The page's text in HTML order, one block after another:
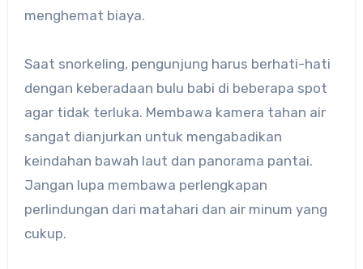
menghemat biaya.
Saat snorkeling, pengunjung harus berhati-hati
dengan keberadaan bulu babi di beberapa spot
agar tidak terluka. Membawa kamera tahan air
sangat dianjurkan untuk mengabadikan
keindahan bawah laut dan panorama pantai.
Jangan lupa membawa perlengkapan
perlindungan dari matahari dan air minum yang
cukup.